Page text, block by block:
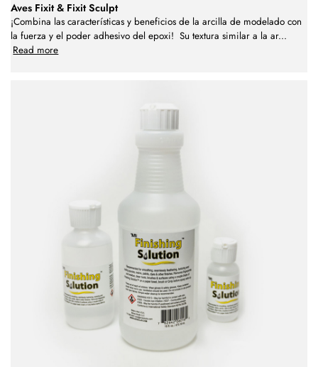
Aves Fixit & Fixit Sculpt
¡Combina las características y beneficios de la arcilla de modelado con
la fuerza y el poder adhesivo del epoxi! Su textura similar a la ar...
Read more